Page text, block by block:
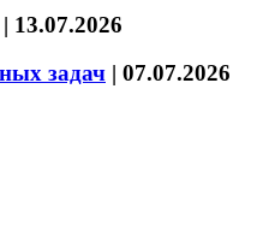
| 13.07.2026
задач | 07.07.2026